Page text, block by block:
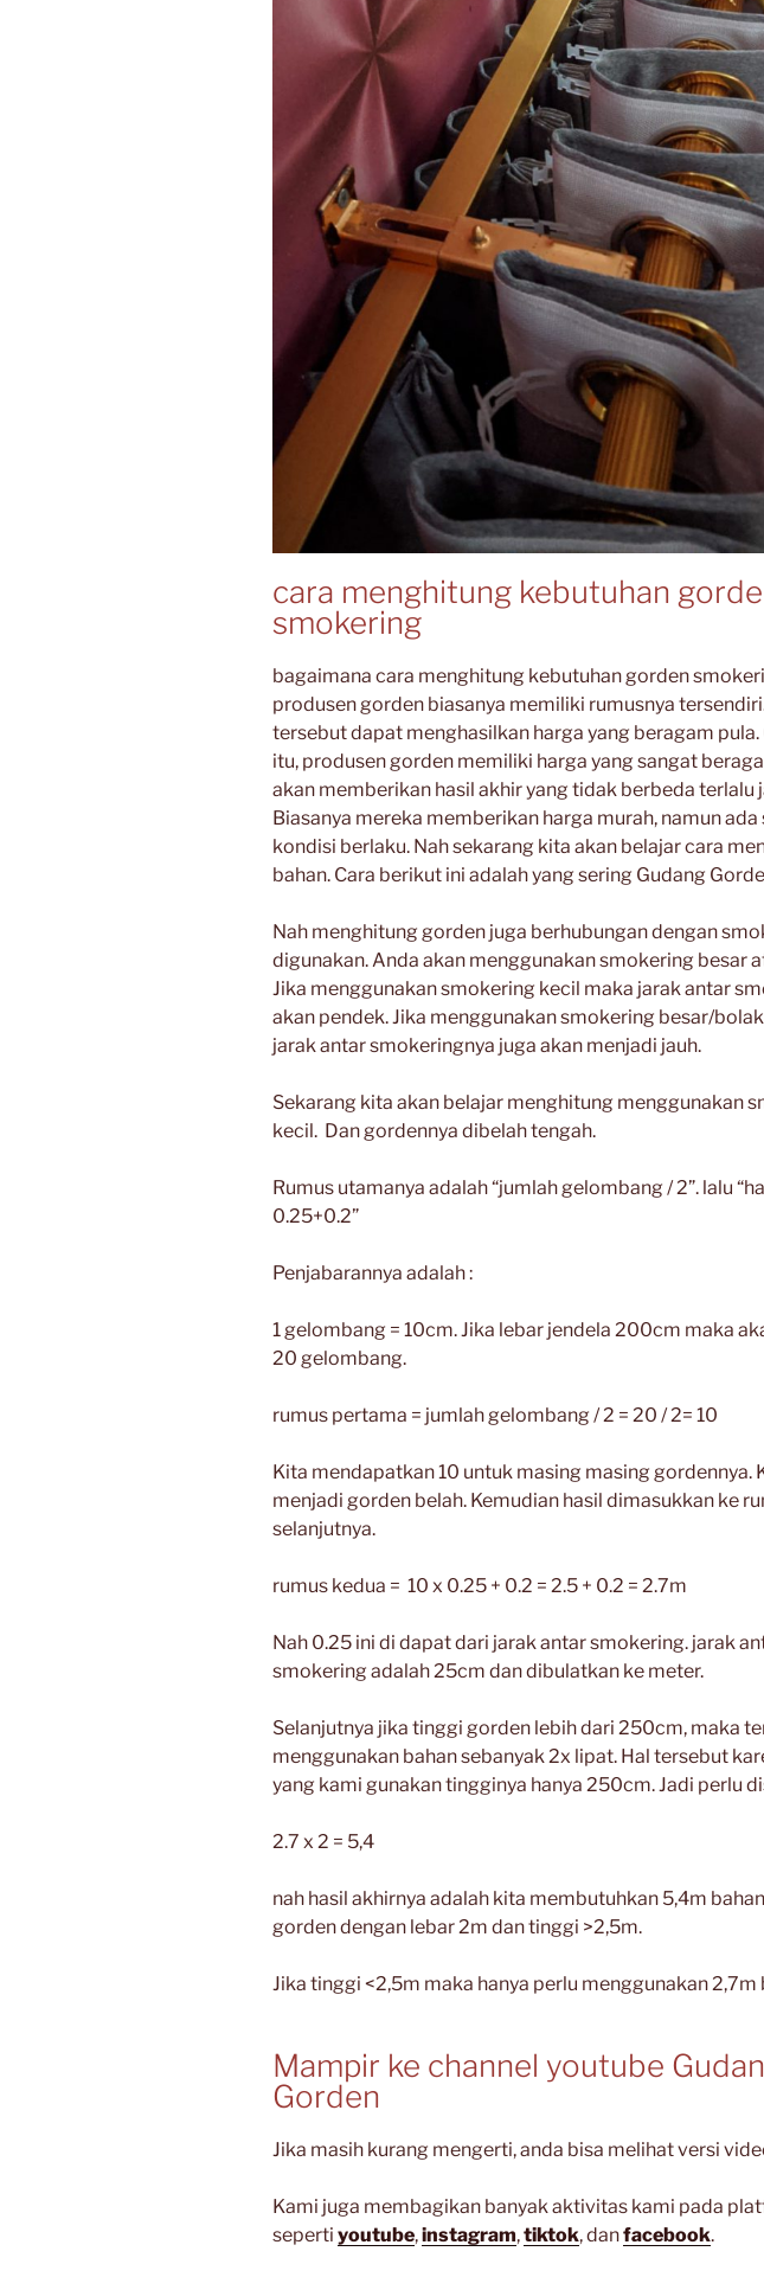
cara menghitung kebutuhan
smokering
bagaimana cara menghitung kebutuhan gorden
produsen gorden biasanya memiliki rumusnya
tersebut dapat menghasilkan harga yang beragam pula.
itu, produsen gorden memiliki harga yang sangat
akan memberikan hasil akhir yang tidak berbeda terlalu
Biasanya mereka memberikan harga murah, namun ada
kondisi berlaku. Nah sekarang kita akan belajar cara
bahan. Cara berikut ini adalah yang sering Gudang
Nah menghitung gorden juga berhubungan dengan
digunakan. Anda akan menggunakan smokering besar
Jika menggunakan smokering kecil maka jarak antar
akan pendek. Jika menggunakan smokering besar/
jarak antar smokeringnya juga akan menjadi jauh.
Sekarang kita akan belajar menghitung menggunakan
kecil. Dan gordennya dibelah tengah.
Rumus utamanya adalah “jumlah gelombang / 2”. lalu
0.25+0.2”
Penjabarannya adalah :
1 gelombang = 10cm. Jika lebar jendela 200cm maka
20 gelombang.
rumus pertama = jumlah gelombang / 2 = 20 / 2= 10
Kita mendapatkan 10 untuk masing masing gordennya.
menjadi gorden belah. Kemudian hasil dimasukkan ke
selanjutnya.
rumus kedua = 10 x 0.25 + 0.2 = 2.5 + 0.2 = 2.7m
Nah 0.25 ini di dapat dari jarak antar smokering. jarak
smokering adalah 25cm dan dibulatkan ke meter.
Selanjutnya jika tinggi gorden lebih dari 250cm, maka
menggunakan bahan sebanyak 2x lipat. Hal tersebut
yang kami gunakan tingginya hanya 250cm. Jadi perlu
2.7 x 2 = 5,4
nah hasil akhirnya adalah kita membutuhkan 5,4m
gorden dengan lebar 2m dan tinggi >2,5m.
Jika tinggi <2,5m maka hanya perlu menggunakan 2,7m
Mampir ke channel youtube
Gorden
Jika masih kurang mengerti, anda bisa melihat versi
Kami juga membagikan banyak aktivitas kami pada
seperti youtube,instagram,tiktok, danfacebook.